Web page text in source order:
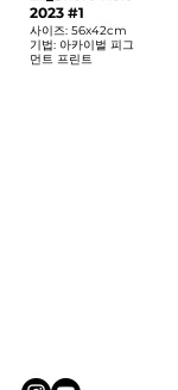
2023 #1
사이즈: 56x42cm
기법: 아카이벌 피그
먼트 프린트